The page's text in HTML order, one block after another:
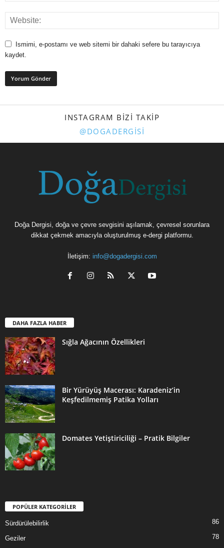
Ismimi, e-postamı ve web sitemi bir dahaki sefere bu tarayıcıya
kaydet.
INSTAGRAM BIZI TAKIP
@DOGADERGISI
Doğa Dergisi, doğa ve çevre sevgisini aşılamak, çevresel sorunlara
dikkat çekmek amacıyla oluşturulmuş e-dergi platformu.
İletişim: info@dogadergisi.com
DAHA FAZLA HABER
Sığla Ağacının Özellikleri
Bir Yürüyüş Macerası: Karadeniz’in
Keşfedilmemiş Patika Yolları
Domates Yetiştiriciliği – Pratik Bilgiler
POPÜLER KATEGORİLER
Sürdürülebilirlik 86
Geziler
78